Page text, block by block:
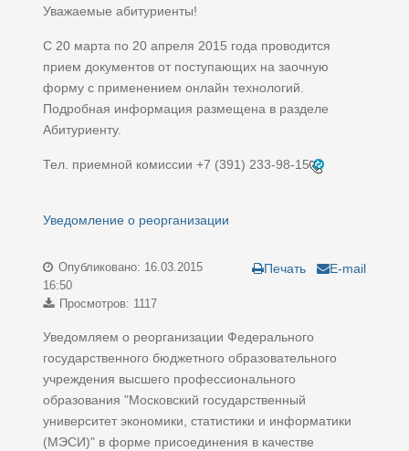
Уважаемые абитуриенты!
С 20 марта по 20 апреля 2015 года проводится
прием документов от поступающих на заочную
форму с применением онлайн технологий.
Подробная информация размещена в разделе
Абитуриенту.
Тел. приемной комиссии +7 (391) 233-98-15
Уведомление о реорганизации
Печать E-mail
Опубликовано: 16.03.2015
16:50
Просмотров: 1117
Уведомляем о реорганизации Федерального
государственного бюджетного образовательного
учреждения высшего профессионального
образования "Московский государственный
университет экономики, статистики и информатики
(МЭСИ)" в форме присоединения в качестве